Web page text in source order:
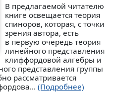
В предлагаемой читателю
книге освещается теория
спиноров, которая, c точки
зрения автора, есть
в первую очередь теория
линейного представления
клиффордовой алгебры и
представления группы
рассматривается
(Подробнее)